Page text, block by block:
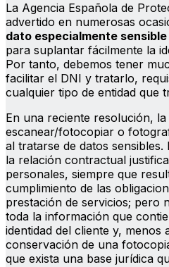
La Agencia Española de
advertido en numerosas
dato especialmente sensible
para suplantar fácilmente la
Por tanto, debemos tener
facilitar el DNI y tratarlo,
cualquier tipo de entidad que
En una reciente resolución,
escanear/fotocopiar o
al tratarse de datos sensibles.
la relación contractual
personales, siempre que
cumplimiento de las
prestación de servicios; pero
toda la información que
identidad del cliente y, menos
conservación de una
que exista una base jurídica